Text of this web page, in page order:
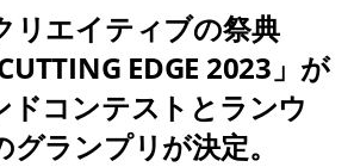
リエイティブの祭典
EDGE 2023」が
ドコンテストとランウ
ランプリが決定。